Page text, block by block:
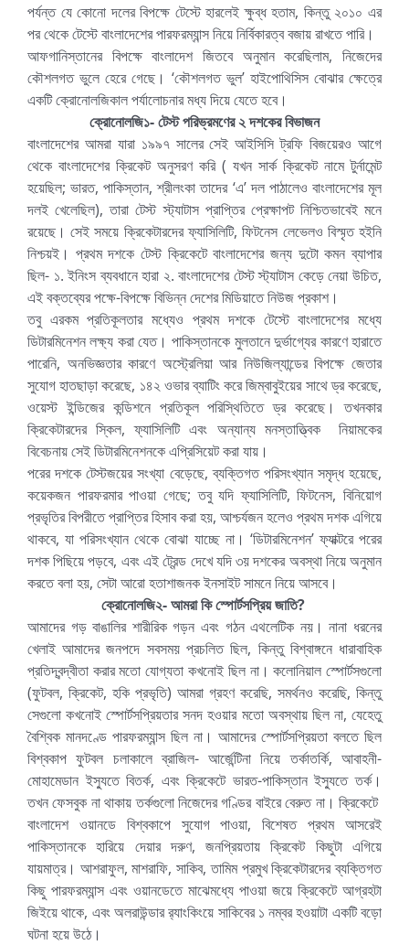
পর্যন্ত যে কোনো দলের বিপক্ষে টেস্টে হারলেই ক্ষুব্ধ হতাম, কিন্তু ২০১০ এর
পর থেকে টেস্টে বাংলাদেশের পারফরম্যান্স নিয়ে নির্বিকারত্ব বজায় রাখতে পারি।
আফগানিস্তানের বিপক্ষে বাংলাদেশ জিতবে অনুমান করেছিলাম, নিজেদের
কৌশলগত ভুলে হেরে গেছে। ‘কৌশলগত ভুল’ হাইপোথিসিস বোঝার ক্ষেত্রে
একটি ক্রোনোলজিকাল পর্যালোচনার মধ্য দিয়ে যেতে হবে।
ক্রোনোলজি১- টেস্ট পরিভ্রমণের ২ দশকের বিভাজন
বাংলাদেশের আমরা যারা ১৯৯৭ সালের সেই আইসিসি ট্রফি বিজয়েরও আগে
থেকে বাংলাদেশের ক্রিকেট অনুসরণ করি ( যখন সার্ক ক্রিকেট নামে টুর্নামেন্ট
হয়েছিল; ভারত, পাকিস্তান, শ্রীলংকা তাদের ‘এ’ দল পাঠালেও বাংলাদেশের মূল
দলই খেলেছিল), তারা টেস্ট স্ট্যাটাস প্রাপ্তির প্রেক্ষাপট নিশ্চিতভাবেই মনে
রয়েছে। সেই সময়ে ক্রিকেটারদের ফ্যাসিলিটি, ফিটনেস লেভেলও বিস্মৃত হইনি
নিশ্চয়ই। প্রথম দশকে টেস্ট ক্রিকেটে বাংলাদেশের জন্য দুটো কমন ব্যাপার
ছিল- ১. ইনিংস ব্যবধানে হারা ২. বাংলাদেশের টেস্ট স্ট্যাটাস কেড়ে নেয়া উচিত,
এই বক্তব্যের পক্ষে-বিপক্ষে বিভিন্ন দেশের মিডিয়াতে নিউজ প্রকাশ।
তবু এরকম প্রতিকূলতার মধ্যেও প্রথম দশকে টেস্টে বাংলাদেশের মধ্যে
ডিটারমিনেশন লক্ষ্য করা যেত। পাকিস্তানকে মুলতানে দুর্ভাগ্যের কারণে হারাতে
পারেনি, অনভিজ্ঞতার কারণে অস্ট্রেলিয়া আর নিউজিল্যান্ডের বিপক্ষে জেতার
সুযোগ হাতছাড়া করেছে, ১৪২ ওভার ব্যাটিং করে জিম্বাবুইয়ের সাথে ড্র করেছে,
ওয়েস্ট ইন্ডিজের কন্ডিশনে প্রতিকূল পরিস্থিতিতে ড্র করেছে। তখনকার
ক্রিকেটারদের স্কিল, ফ্যাসিলিটি এবং অন্যান্য মনস্তাত্ত্বিক নিয়ামকের
বিবেচনায় সেই ডিটারমিনেশনকে এপ্রিসিয়েট করা যায়।
পরের দশকে টেস্টজয়ের সংখ্যা বেড়েছে, ব্যক্তিগত পরিসংখ্যান সমৃদ্ধ হয়েছে,
কয়েকজন পারফরমার পাওয়া গেছে; তবু যদি ফ্যাসিলিটি, ফিটনেস, বিনিয়োগ
প্রভৃতির বিপরীতে প্রাপ্তির হিসাব করা হয়, আশ্চর্যজন হলেও প্রথম দশক এগিয়ে
থাকবে, যা পরিসংখ্যান থেকে বোঝা যাচ্ছে না। ‘ডিটারমিনেশন’ ফ্যাক্টরে পরের
দশক পিছিয়ে পড়বে, এবং এই ট্রেন্ড দেখে যদি ৩য় দশকের অবস্থা নিয়ে অনুমান
করতে বলা হয়, সেটা আরো হতাশাজনক ইনসাইট সামনে নিয়ে আসবে।
ক্রোনোলজি২- আমরা কি স্পোর্টসপ্রিয় জাতি?
আমাদের গড় বাঙালির শারীরিক গড়ন এবং গঠন এথলেটিক নয়। নানা ধরনের
খেলাই আমাদের জনপদে সবসময় প্রচলিত ছিল, কিন্তু বিশ্বাঙ্গনে ধারাবাহিক
প্রতিদ্বন্দ্বীতা করার মতো যোগ্যতা কখনোই ছিল না। কলোনিয়াল স্পোর্টসগুলো
(ফুটবল, ক্রিকেট, হকি প্রভৃতি) আমরা গ্রহণ করেছি, সমর্থনও করেছি, কিন্তু
সেগুলো কখনোই স্পোর্টসপ্রিয়তার সনদ হওয়ার মতো অবস্থায় ছিল না, যেহেতু
বৈশ্বিক মানদণ্ডে পারফরম্যান্স ছিল না। আমাদের স্পোর্টসপ্রিয়তা বলতে ছিল
বিশ্বকাপ ফুটবল চলাকালে ব্রাজিল- আর্জেন্টিনা নিয়ে তর্কাতর্কি, আবাহনী-
মোহামেডান ইস্যুতে বিতর্ক, এবং ক্রিকেটে ভারত-পাকিস্তান ইস্যুতে তর্ক।
তখন ফেসবুক না থাকায় তর্কগুলো নিজেদের গণ্ডির বাইরে বেরুত না। ক্রিকেটে
বাংলাদেশ ওয়ানডে বিশ্বকাপে সুযোগ পাওয়া, বিশেষত প্রথম আসরেই
পাকিস্তানকে হারিয়ে দেয়ার দরুণ, জনপ্রিয়তায় ক্রিকেট কিছুটা এগিয়ে
যায়মাত্র। আশরাফুল, মাশরাফি, সাকিব, তামিম প্রমুখ ক্রিকেটারদের ব্যক্তিগত
কিছু পারফরম্যান্স এবং ওয়ানডেতে মাঝেমধ্যে পাওয়া জয়ে ক্রিকেটে আগ্রহটা
জিইয়ে থাকে, এবং অলরাউন্ডার র‍্যাংকিংয়ে সাকিবের ১ নম্বর হওয়াটা একটি বড়ো
ঘটনা হয়ে উঠে।